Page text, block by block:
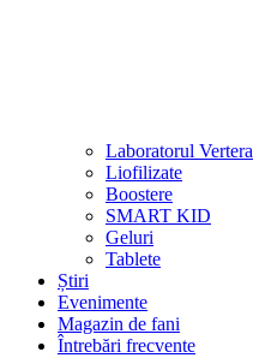
Laboratorul Vertera
Liofilizate
Boostere
SMART KID
Geluri
Tablete
Știri
Evenimente
Magazin de fani
Întrebări frecvente